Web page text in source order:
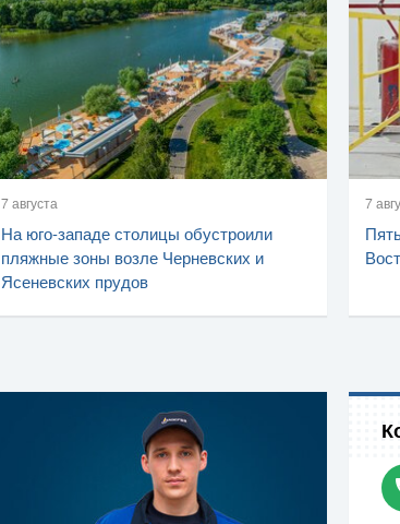
7 августа
На юго-западе столицы обустроили
пляжные зоны возле Черневских и
Ясеневских прудов
7